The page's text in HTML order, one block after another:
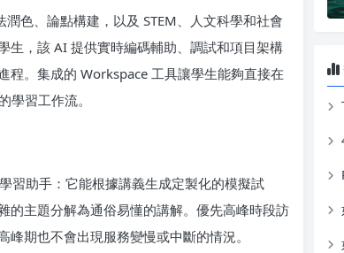
色、論點構建，以及 STEM、人文科學和社會
生，該 AI 提供實時編碼輔助、調試和項目架構
程。集成的 Workspace 工具讓學生能夠直接在
學習工作流。
習助手：它能根據講義生成定製化的模擬試
的主題分解為通俗易懂的講解。優先高峰時段訪
期也不會出現服務變慢或中斷的情況。